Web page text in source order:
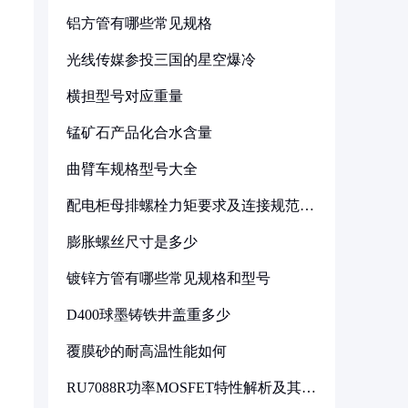
铝方管有哪些常见规格
光线传媒参投三国的星空爆冷
横担型号对应重量
锰矿石产品化合水含量
曲臂车规格型号大全
配电柜母排螺栓力矩要求及连接规范详
膨胀螺丝尺寸是多少
镀锌方管有哪些常见规格和型号
D400球墨铸铁井盖重多少
覆膜砂的耐高温性能如何
RU7088R功率MOSFET特性解析及其在